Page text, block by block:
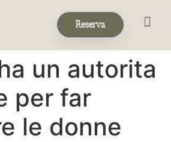
Reserva
un autorita
per far
le donne